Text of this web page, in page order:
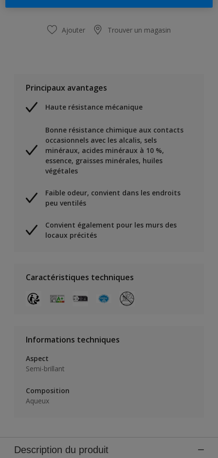
Ajouter Trouver un magasin
Principaux avantages
Haute résistance mécanique
Bonne résistance chimique aux contacts
occasionnels avec les alcalis, sels
minéraux, acides minéraux à 10 %,
essence, graisses minérales, huiles
végétales
Faible odeur, convient dans les endroits
peu ventilés
Convient également pour les murs des
locaux précités
Caractéristiques techniques
Informations techniques
Aspect
Semi-brillant
Composition
Aqueux
Description du produit